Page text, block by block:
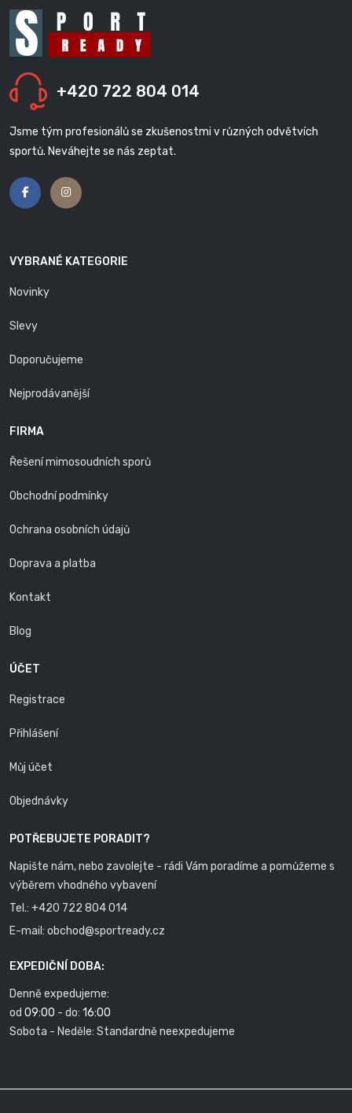
+420 722 804 014
Jsme tým profesionálů se zkušenostmi v různých odvětvích
sportů. Neváhejte se nás zeptat.
VYBRANÉ KATEGORIE
Novinky
Slevy
Doporučujeme
Nejprodávanější
FIRMA
Řešení mimosoudních sporů
Obchodní podmínky
Ochrana osobních údajů
Doprava a platba
Kontakt
Blog
ÚČET
Registrace
Přihlášení
Můj účet
Objednávky
POTŘEBUJETE PORADIT?
Napište nám, nebo zavolejte - rádi Vám poradíme a pomůžeme s
výběrem vhodného vybavení
Tel.: +420 722 804 014
E-mail: obchod@sportready.cz
EXPEDIČNÍ DOBA:
Denně expedujeme:
od 09:00 - do: 16:00
Sobota - Neděle: Standardně neexpedujeme